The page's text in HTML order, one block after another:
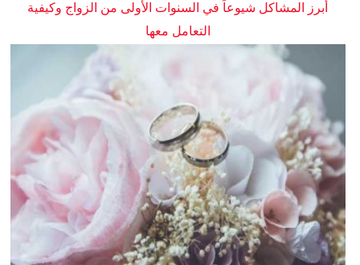
أبرز المشاكل شيوعاً في السنوات الأولى من الزواج وكيفية
التعامل معها